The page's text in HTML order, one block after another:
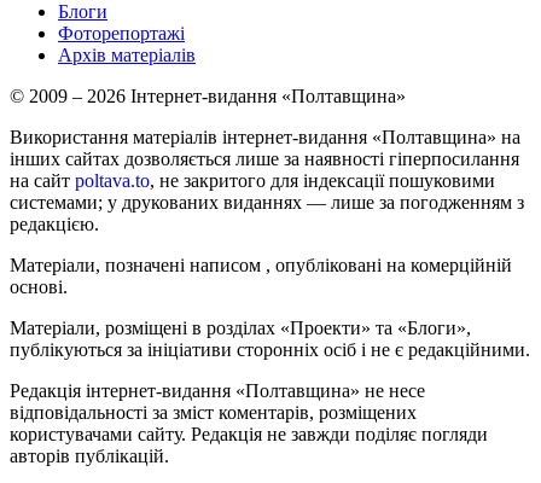
Блоги
Фоторепортажі
Архів матеріалів
© 2009 – 2026 Інтернет-видання «Полтавщина»
Використання матеріалів інтернет-видання «Полтавщина» на
інших сайтах дозволяється лише за наявності гіперпосилання
на сайт poltava.to, не закритого для індексації пошуковими
системами; у друкованих виданнях — лише за погодженням з
редакцією.
Матеріали, позначені написом , опубліковані на комерційній
основі.
Матеріали, розміщені в розділах «Проекти» та «Блоги»,
публікуються за ініціативи сторонніх осіб і не є редакційними.
Редакція інтернет-видання «Полтавщина» не несе
відповідальності за зміст коментарів, розміщених
користувачами сайту. Редакція не завжди поділяє погляди
авторів публікацій.